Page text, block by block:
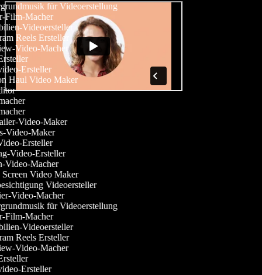
für Videoerstellung
Film-Macher
Videoersteller
Reels Ersteller
Video-Macher
Ersteller
Haul Video Maker
Video-Maker
Video-Maker
Ersteller
Video-Ersteller
Video-Macher
Screen Video Maker
Videoersteller
Video-Macher
für Videoerstellung
Film-Macher
Videoersteller
Reels Ersteller
Video-Macher
Ersteller